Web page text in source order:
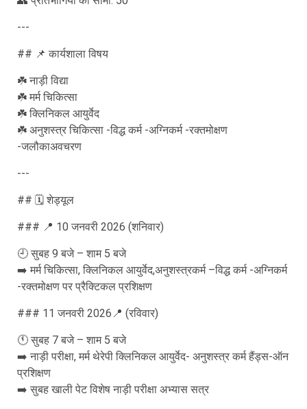
---
## 📌 कार्यशाला विषय
☘️ नाड़ी विद्या
☘️ मर्म चिकित्सा
☘️ क्लिनिकल आयुर्वेद
☘️ अनुशस्त्र चिकित्सा -विद्ध कर्म -अग्निकर्म -रक्तमोक्षण
-जलौकाअवचरण
---
## 🗓️ शेड्यूल
### 📍 10 जनवरी 2026 (शनिवार)
🕘 सुबह 9 बजे – शाम 5 बजे
➡️ मर्म चिकित्सा, क्लिनिकल आयुर्वेद,अनुशस्त्रकर्म –विद्ध कर्म -अग्निकर्म
-रक्तमोक्षण पर प्रैक्टिकल प्रशिक्षण
### 11 जनवरी 2026📍 (रविवार)
🕚 सुबह 7 बजे – शाम 5 बजे
➡️ नाड़ी परीक्षा, मर्म थेरेपी क्लिनिकल आयुर्वेद- अनुशस्त्र कर्म हैंड्स-ऑन
प्रशिक्षण
➡️ सुबह खाली पेट विशेष नाड़ी परीक्षा अभ्यास सत्र